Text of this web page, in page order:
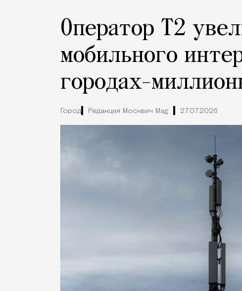
Оператор Т2
мобильного
городах-
Город Редакция Москвич Mag 27.07.2026